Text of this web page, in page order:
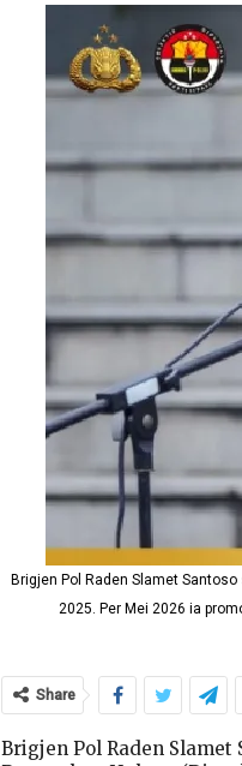
Brigjen Pol Raden Slamet
2025. Per Mei 2026 ia
Share
Brigjen Pol Raden